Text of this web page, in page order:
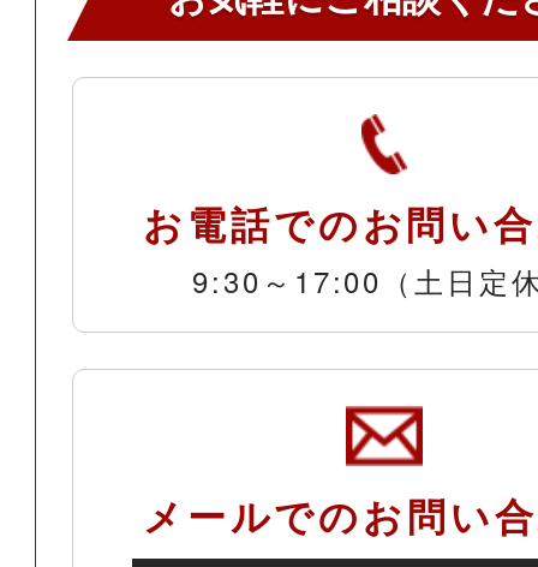
お電話でのお問い
9:30～17:00（土日定
メールでのお問い